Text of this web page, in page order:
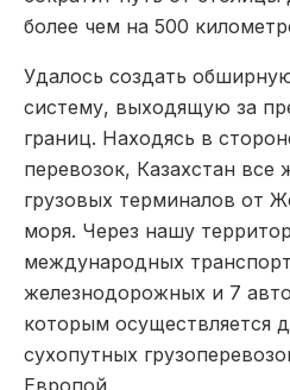
более чем на 500
Удалось создать
систему, выходящую за
границ. Находясь в
перевозок, Казахстан все
грузовых терминалов от
моря. Через нашу
международных
железнодорожных и 7
которым осуществляется
сухопутных